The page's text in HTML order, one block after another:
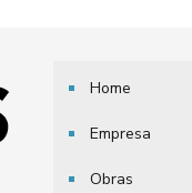
Home
Empresa
Obras